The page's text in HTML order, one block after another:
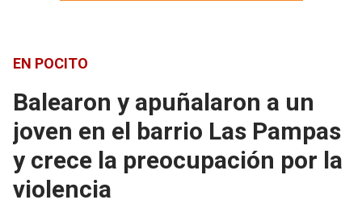
EN POCITO
Balearon y apuñalaron a un
joven en el barrio Las Pampas
y crece la preocupación por la
violencia